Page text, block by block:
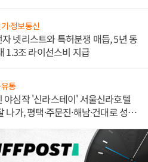
·정보통신
넷리스트와 특허분쟁 매듭, 5년 동
1.3조 라이선스비 지급
통
야심작 '신라스테이' 서울신라호텔
나가, 평택·주문진·해남·건대로 성